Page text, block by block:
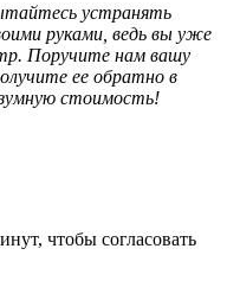
устранять
руками, ведь вы уже
Поручите нам вашу
ее обратно в
стоимость!
чтобы согласовать